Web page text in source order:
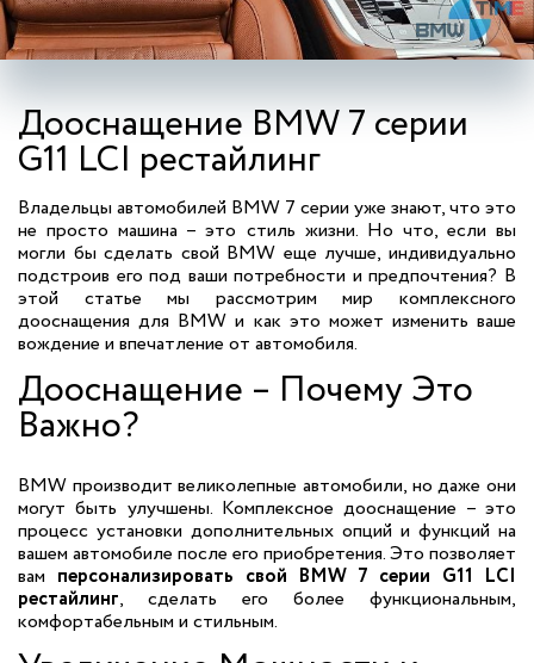
Дооснащение BMW 7 серии
G11 LCI рестайлинг
Владельцы автомобилей BMW 7 серии уже знают, что это
не просто машина – это стиль жизни. Но что, если вы
могли бы сделать свой BMW еще лучше, индивидуально
подстроив его под ваши потребности и предпочтения? В
этой статье мы рассмотрим мир комплексного
дооснащения для BMW и как это может изменить ваше
вождение и впечатление от автомобиля.
Дооснащение – Почему Это
Важно?
BMW производит великолепные автомобили, но даже они
могут быть улучшены. Комплексное дооснащение – это
процесс установки дополнительных опций и функций на
вашем автомобиле после его приобретения. Это позволяет
вам персонализировать свой BMW 7 серии G11 LCI
рестайлинг, сделать его более функциональным,
комфортабельным и стильным.